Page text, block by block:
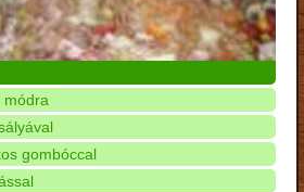
módra
gombóccal